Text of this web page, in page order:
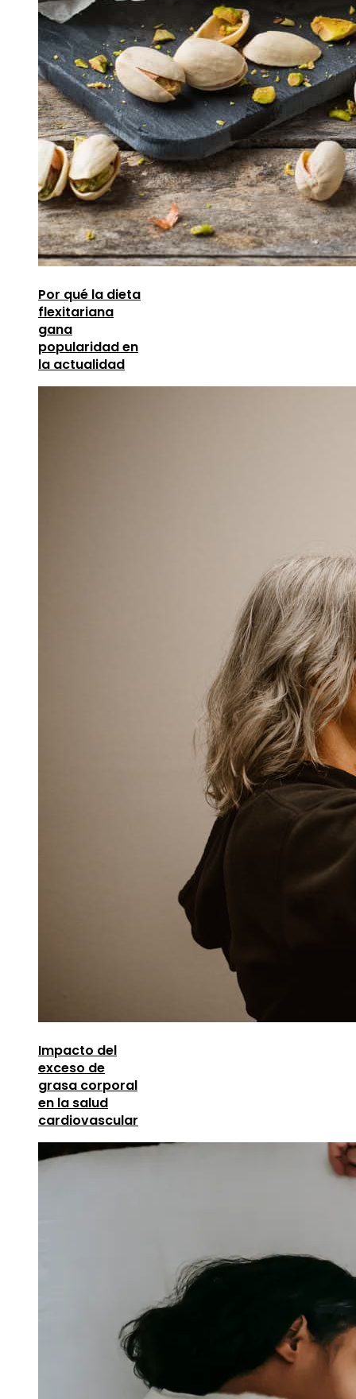
Por qué la dieta
flexitariana
gana
popularidad en
la actualidad
Impacto del
exceso de
grasa corporal
en la salud
cardiovascular